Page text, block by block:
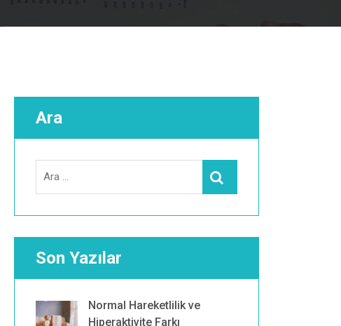
Ara
Ara
Son Yazılar
Normal Hareketlilik ve
Hiperaktivite Farkı